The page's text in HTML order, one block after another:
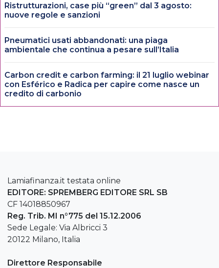
Ristrutturazioni, case più “green” dal 3 agosto:
nuove regole e sanzioni
Pneumatici usati abbandonati: una piaga
ambientale che continua a pesare sull’Italia
Carbon credit e carbon farming: il 21 luglio webinar
con Esférico e Radica per capire come nasce un
credito di carbonio
Lamiafinanza.it testata online
EDITORE: SPREMBERG EDITORE SRL SB
CF 14018850967
Reg. Trib. MI n°775 del 15.12.2006
Sede Legale: Via Albricci 3
20122 Milano, Italia
Direttore Responsabile